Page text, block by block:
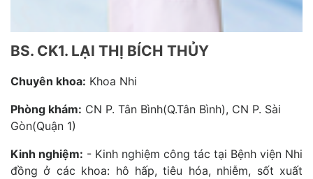
BS. CK1. LẠI THỊ BÍCH THỦY
Chuyên khoa: Khoa Nhi
Phòng khám: CN P. Tân Bình(Q.Tân Bình), CN P. Sài
Gòn(Quận 1)
Kinh nghiệm: - Kinh nghiệm công tác tại Bệnh viện Nhi
đồng ở các khoa: hô hấp, tiêu hóa, nhiễm, sốt xuất